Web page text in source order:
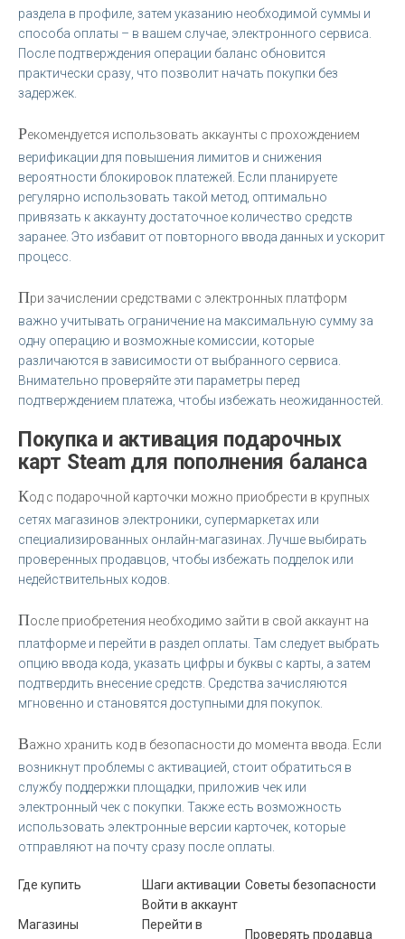
раздела в профиле, затем указанию необходимой суммы и
способа оплаты – в вашем случае, электронного сервиса.
После подтверждения операции баланс обновится
практически сразу, что позволит начать покупки без
задержек.
Рекомендуется использовать аккаунты с прохождением
верификации для повышения лимитов и снижения
вероятности блокировок платежей. Если планируете
регулярно использовать такой метод, оптимально
привязать к аккаунту достаточное количество средств
заранее. Это избавит от повторного ввода данных и ускорит
процесс.
При зачислении средствами с электронных платформ
важно учитывать ограничение на максимальную сумму за
одну операцию и возможные комиссии, которые
различаются в зависимости от выбранного сервиса.
Внимательно проверяйте эти параметры перед
подтверждением платежа, чтобы избежать неожиданностей.
Покупка и активация подарочных
карт Steam для пополнения баланса
Код с подарочной карточки можно приобрести в крупных
сетях магазинов электроники, супермаркетах или
специализированных онлайн-магазинах. Лучше выбирать
проверенных продавцов, чтобы избежать подделок или
недействительных кодов.
После приобретения необходимо зайти в свой аккаунт на
платформе и перейти в раздел оплаты. Там следует выбрать
опцию ввода кода, указать цифры и буквы с карты, а затем
подтвердить внесение средств. Средства зачисляются
мгновенно и становятся доступными для покупок.
Важно хранить код в безопасности до момента ввода. Если
возникнут проблемы с активацией, стоит обратиться в
службу поддержки площадки, приложив чек или
электронный чек с покупки. Также есть возможность
использовать электронные версии карточек, которые
отправляют на почту сразу после оплаты.
Где купить Шаги активации Советы безопасности
Магазины
Войти в аккаунт
Перейти в
Проверять продавца